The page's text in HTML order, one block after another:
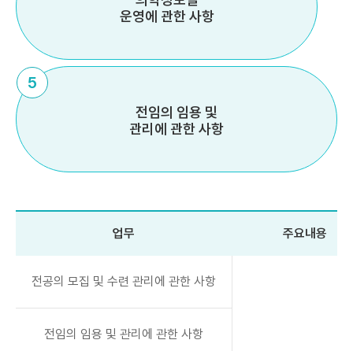
운영에 관한 사항
5
전임의 임용 및
관리에 관한 사항
업무 주요내용
전공의 모집 및 수련 관리에 관한 사항
전임의 임용 및 관리에 관한 사항